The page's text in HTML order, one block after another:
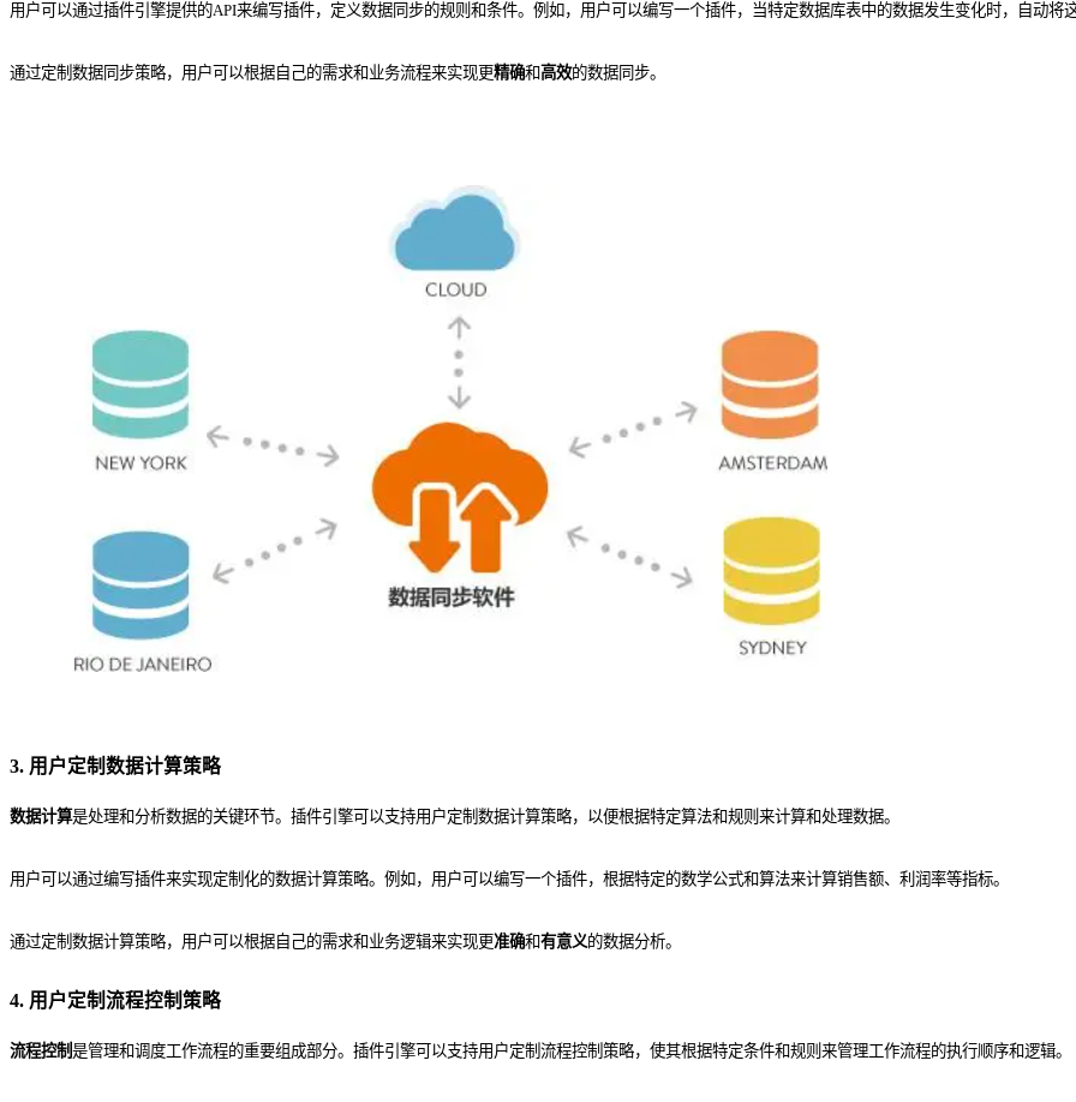
用户可以通过插件引擎提供的API来编写插件，定义数据同步的规则和条件。例如，用户可以编写一个插件，当特定数据库表中的数据发生变化时，自动将
通过定制数据同步策略，用户可以根据自己的需求和业务流程来实现更精确和高效的数据同步。
3. 用户定制数据计算策略
数据计算是处理和分析数据的关键环节。插件引擎可以支持用户定制数据计算策略，以便根据特定算法和规则来计算和处理数据。
用户可以通过编写插件来实现定制化的数据计算策略。例如，用户可以编写一个插件，根据特定的数学公式和算法来计算销售额、利润率等指标。
通过定制数据计算策略，用户可以根据自己的需求和业务逻辑来实现更准确和有意义的数据分析。
4. 用户定制流程控制策略
流程控制是管理和调度工作流程的重要组成部分。插件引擎可以支持用户定制流程控制策略，使其根据特定条件和规则来管理工作流程的执行顺序和逻辑。